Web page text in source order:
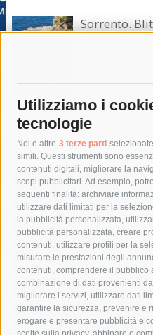
Utilizziamo i
tecnologie
Noi e altre 3 terze parti
simili. Questi strumenti sono
contenuti digitali, migliorare la
scopi pubblicitari. Ad esempio,
seguenti finalità: archiviare
utilizzare dati limitati per la
la pubblicità personalizzata,
pubblicità personalizzata, creare
contenuti, utilizzare profili per la
misurare le prestazioni degli
contenuti, comprendere il pubblico
combinazione di dati provenienti
migliorare i servizi, utilizzare dati
garantire la sicurezza, prevenire e
erogare e presentare pubblicità e
Sorrento.
– video –
Tag
acqua allerta meteo
anas
area marina protetta di punta
Asl Napoli 3 sud
capitaneria
castellammare di stabia
comune di sorrento
costiera amalfitana
covid-19
fondazione sorrento
gori
lavori
lorenzo balducelli